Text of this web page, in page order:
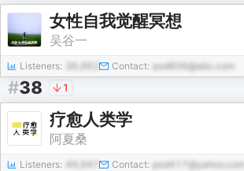
女性自我觉醒冥想
吴谷一
Listeners: Contact: pod606@abc.com
#38 1
疗愈人类学
阿夏桑
Listeners: 49,947 Contact: pod417@yahoo.com